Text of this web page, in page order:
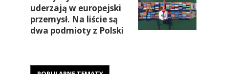
uderzają w europejski
przemysł. Na liście są
dwa podmioty z Polski